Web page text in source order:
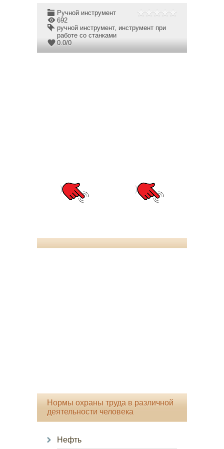
Ручной инструмент
692
ручной инструмент, инструмент при
работе со станками
0.0/0
Нормы охраны труда в различной
деятельности человека
Нефть